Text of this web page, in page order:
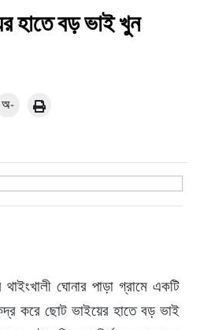
হাতে বড় ভাই খুন
অ-
থাইংখালী ঘোনার পাড়া গ্রামে একটি
করে ছোট ভাইয়ের হাতে বড় ভাই